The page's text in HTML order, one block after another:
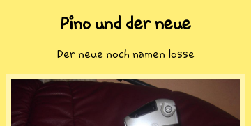
Pino und der neue
Der neue noch namen losse